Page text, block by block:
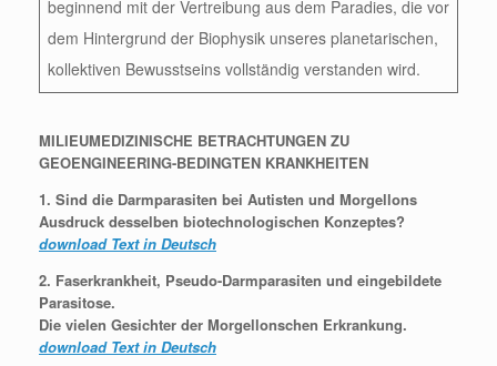
beginnend mit der Vertreibung aus dem Paradies, die vor
dem Hintergrund der Biophysik unseres planetarischen,
kollektiven Bewusstseins vollständig verstanden wird.
MILIEUMEDIZINISCHE BETRACHTUNGEN ZU
GEOENGINEERING-BEDINGTEN KRANKHEITEN
1. Sind die Darmparasiten bei Autisten und Morgellons
Ausdruck desselben biotechnologischen Konzeptes?
download Text in Deutsch
2. Faserkrankheit, Pseudo-Darmparasiten und eingebildete
Parasitose.
Die vielen Gesichter der Morgellonschen Erkrankung.
download Text in Deutsch